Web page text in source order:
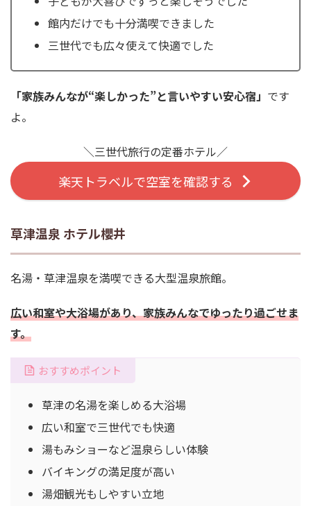
館内だけでも十分満喫できました
三世代でも広々使えて快適でした
「家族みんなが“楽しかった”と言いやすい安心宿」 です
よ。
＼三世代旅行の定番ホテル／
楽天トラベルで空室を確認する
草津温泉 ホテル櫻井
名湯・草津温泉を満喫できる大型温泉旅館。
広い和室や大浴場があり、家族みんなでゆったり過ごせま
す。
おすすめポイント
草津の名湯を楽しめる大浴場
広い和室で三世代でも快適
湯もみショーなど温泉らしい体験
バイキングの満足度が高い
湯畑観光もしやすい立地